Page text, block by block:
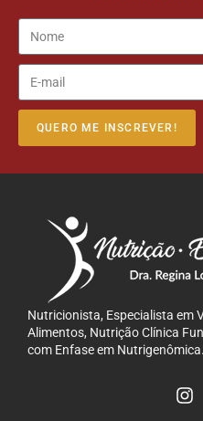
QUERO ME INSCREVER!
Nutricionista, Especialista em
Alimentos, Nutrição Clínica
com Enfase em